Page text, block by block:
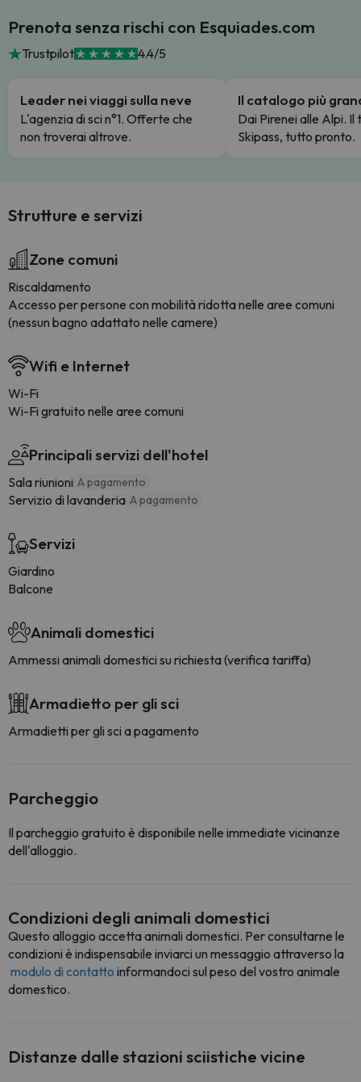
Prenota senza rischi con Esquiades.com
Trustpilot 4.4/5
Leader nei viaggi sulla neve
L'agenzia di sci n°1. Offerte che
non troverai altrove.
Il catalogo più
Dai Pirenei alle Alpi. Il
Skipass, tutto pronto.
Strutture e servizi
Zone comuni
Riscaldamento
Accesso per persone con mobilità ridotta nelle aree comuni
(nessun bagno adattato nelle camere)
Wifi e Internet
Wi-Fi
Wi-Fi gratuito nelle aree comuni
Principali servizi dell'hotel
Sala riunioni A pagamento
Servizio di lavanderia A pagamento
Servizi
Giardino
Balcone
Animali domestici
Ammessi animali domestici su richiesta (verifica tariffa)
Armadietto per gli sci
Armadietti per gli sci a pagamento
Parcheggio
Il parcheggio gratuito è disponibile nelle immediate vicinanze
dell'alloggio.
Condizioni degli animali domestici
Questo alloggio accetta animali domestici. Per consultarne le
condizioni è indispensabile inviarci un messaggio attraverso la
modulo di contatto informandoci sul peso del vostro animale
domestico.
Distanze dalle stazioni sciistiche vicine